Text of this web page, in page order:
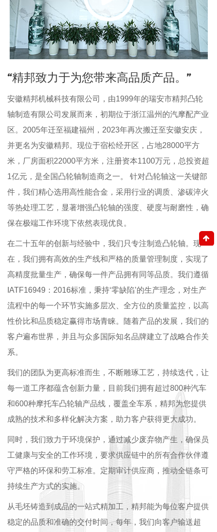
“精邦致力于为您带来高品质产品。”
安徽精邦机械科技有限公司，由1999年的瑞安市精邦凸轮
轴制造有限公司发展而来，初期位于浙江温州的汽摩配产业
区。2005年迁至福建福州，2023年再次搬迁至安徽安庆，
并更名为安徽精邦。现位于宿松经开区，占地28000平方
米，厂房面积22000平方米，注册资本1100万元，总投资超
1亿元，是全国凸轮轴制造商之一。 针对凸轮轴这一关键部
件，我们精心选用高性能合金，采用行业的调质、渗碳淬火
等热处理工艺，显著增强凸轮轴的强度、硬度与耐磨性，确
保在极端工作环境下依然表现优良。
在二十五年的创新与经验中，我们只专注制造凸轮轴。现
在，我们拥有高效的生产线和严格的质量管理制度，实现了
高精度批量生产，确保每一件产品拥有同等品质。我们遵循
IATF16949：2016标准，秉持‘零缺陷’的生产理念，对生产
流程中的每一个环节实施多层次、全方位的质量监控，以高
性价比和品质稳定赢得市场青睐。随着产品的发展，我们的
客户遍布世界，并且与众多国际知名品牌建立了战略合作关
系。
我们的团队为更高标准而生，不断雕琢工艺，持续迭代，让
每一道工序都蕴含创新力量，目前我们拥有超过800种汽车
和600种摩托车凸轮轴产品线，覆盖全车系，精邦为您提供
成熟的技术和多样化解决方案，助力客户获得更大成功。
同时，我们致力于环境保护，通过减少废弃物产生，确保员
工健康与安全的工作环境，要求供应链中的所有合作伙伴遵
守严格的环保和劳工标准。定期审计供应商，推动全链条可
持续生产方式的实施。
从毛坯铸造到成品的一站式精加工，精邦能为每位客户提供
稳定的品质和准确的交付时间，每年，我们向客户输送超